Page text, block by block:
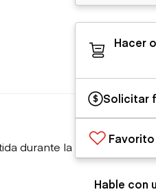
durante la
Hacer
Solicitar
Hable con